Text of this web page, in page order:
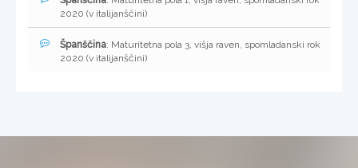
2020 (v italijanščini)
Španščina: Maturitetna pola 3, višja raven, spomladanski rok
2020 (v italijanščini)